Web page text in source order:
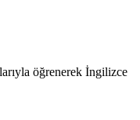
öğrenerek İngilizce